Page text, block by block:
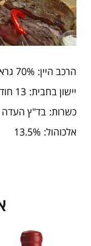
הרכב היין: 70% גראנש, 30% סירה
יישון בחבית: 13 חודשי התיישנות בחביות עץ אלון צרפתי
כשרות: בד"ץ העדה
אלכוהול: 13.5%